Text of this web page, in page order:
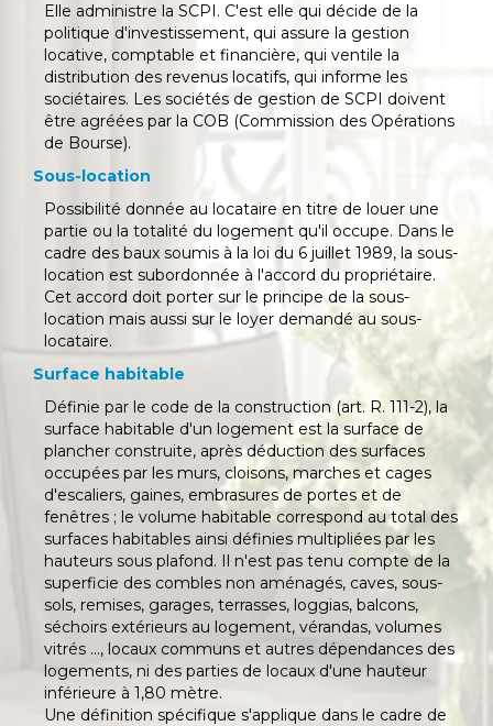
Elle administre la SCPI. C'est elle qui décide de la
politique d'investissement, qui assure la gestion
locative, comptable et financière, qui ventile la
distribution des revenus locatifs, qui informe les
sociétaires. Les sociétés de gestion de SCPI doivent
être agréées par la COB (Commission des Opérations
de Bourse).
Sous-location
Possibilité donnée au locataire en titre de louer une
partie ou la totalité du logement qu'il occupe. Dans le
cadre des baux soumis à la loi du 6 juillet 1989, la sous-
location est subordonnée à l'accord du propriétaire.
Cet accord doit porter sur le principe de la sous-
location mais aussi sur le loyer demandé au sous-
locataire.
Surface habitable
Définie par le code de la construction (art. R. 111-2), la
surface habitable d'un logement est la surface de
plancher construite, après déduction des surfaces
occupées par les murs, cloisons, marches et cages
d'escaliers, gaines, embrasures de portes et de
fenêtres ; le volume habitable correspond au total des
surfaces habitables ainsi définies multipliées par les
hauteurs sous plafond. Il n'est pas tenu compte de la
superficie des combles non aménagés, caves, sous-
sols, remises, garages, terrasses, loggias, balcons,
séchoirs extérieurs au logement, vérandas, volumes
vitrés ..., locaux communs et autres dépendances des
logements, ni des parties de locaux d'une hauteur
inférieure à 1,80 mètre.
Une définition spécifique s'applique dans le cadre de